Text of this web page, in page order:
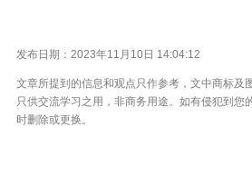
发布日期：2023年11月10日 14:04:12
文章所提到的信息和观点只作参考，文中商标及
只供交流学习之用，非商务用途。如有侵犯到您
时删除或更换。